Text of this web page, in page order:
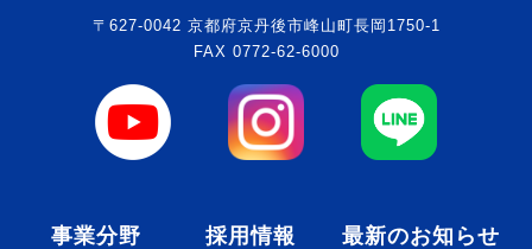
〒627-0042 京都府京丹後市峰山町長岡1750-1
FAX 0772-62-6000
事業分野 採用情報 最新のお知らせ